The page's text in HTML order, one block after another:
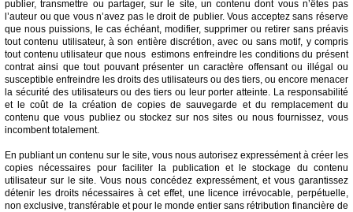
publier, transmettre ou partager, sur le site, un contenu dont vous n’êtes pas
l’auteur ou que vous n’avez pas le droit de publier. Vous acceptez sans réserve
que nous puissions, le cas échéant, modifier, supprimer ou retirer sans préavis
tout contenu utilisateur, à son entière discrétion, avec ou sans motif, y compris
tout contenu utilisateur que nous estimons enfreindre les conditions du présent
contrat ainsi que tout pouvant présenter un caractère offensant ou illégal ou
susceptible enfreindre les droits des utilisateurs ou des tiers, ou encore menacer
la sécurité des utilisateurs ou des tiers ou leur porter atteinte. La responsabilité
et le coût de la création de copies de sauvegarde et du remplacement du
contenu que vous publiez ou stockez sur nos sites ou nous fournissez, vous
incombent totalement.
En publiant un contenu sur le site, vous nous autorisez expressément à créer les
copies nécessaires pour faciliter la publication et le stockage du contenu
utilisateur sur le site. Vous nous concédez expressément, et vous garantissez
détenir les droits nécessaires à cet effet, une licence irrévocable, perpétuelle,
non exclusive, transférable et pour le monde entier sans rétribution financière de